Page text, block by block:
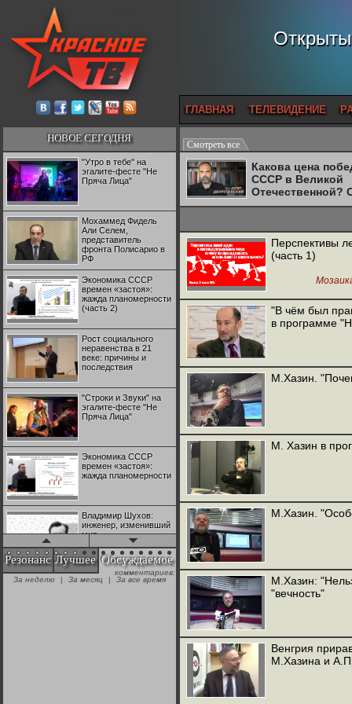
ГЛАВНАЯ ТЕЛЕВИДЕНИЕ
НОВОЕ СЕГОДНЯ
"Утро в тебе" на
эгалите-фесте "Не
Пряча Лица"
Мохаммед Фидель
Али Селем,
представитель
фронта Полисарио в
РФ
Экономика СССР
времен «застоя»:
жажда планомерности
(часть 2)
Рост социального
неравенства в 21
веке: причины и
последствия
"Строки и Звуки" на
эгалите-фесте "Не
Пряча Лица"
Экономика СССР
времен «застоя»:
жажда планомерности
Владимир Шухов:
инженер, изменивший
мир
"Аркадий Коц" на
эгалите-фесте "Не
Резонанс Лучшее Обсуждаемое
комментариев:
За неделю
| За месяц | За все время
Смотреть все
Какова цена
СССР в Великой
Отечественной?
Двуреченский о
Перспективы
(часть 1)
"В чём был
в программе
М.Хазин.
М. Хазин в
М.Хазин.
М.Хазин:
"вечность"
Венгрия
М.Хазина и